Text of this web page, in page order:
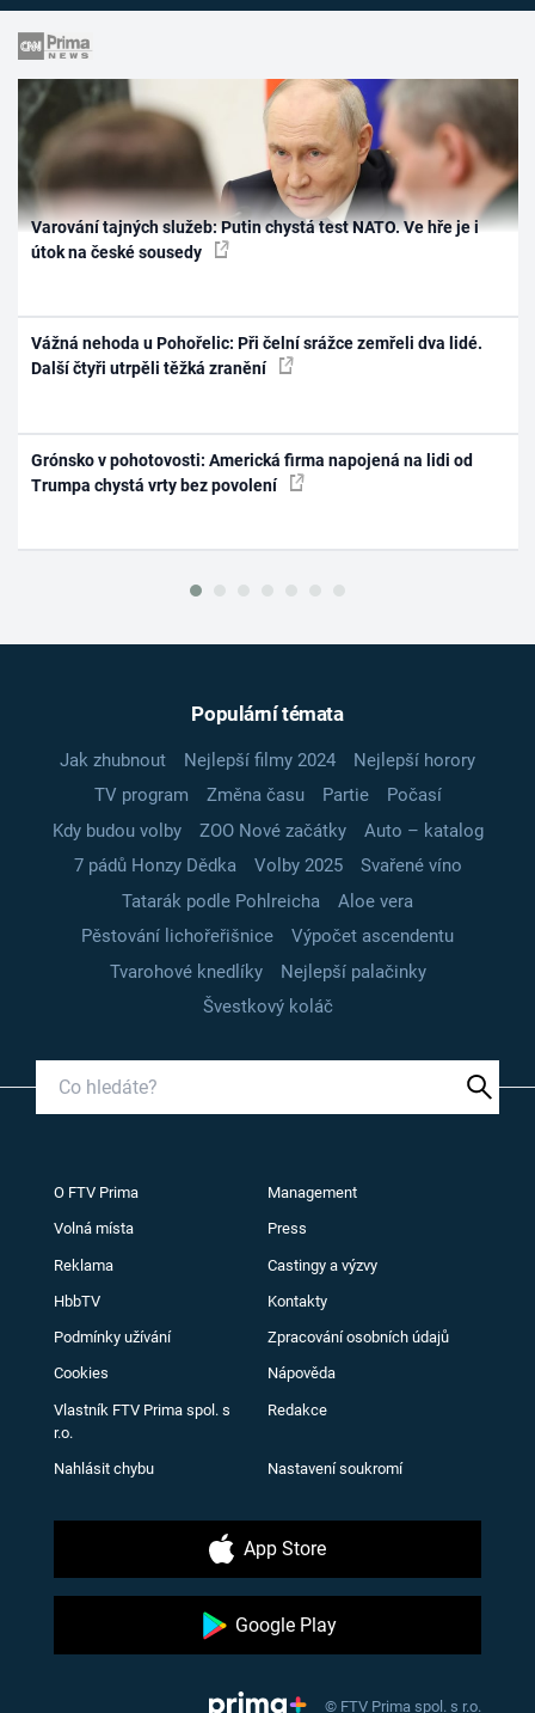
Varování tajných služeb: Putin chystá test NATO. Ve hře je i
útok na české sousedy
Vážná nehoda u Pohořelic: Při čelní srážce zemřeli dva lidé.
Další čtyři utrpěli těžká zranění
Grónsko v pohotovosti: Americká firma napojená na lidi od
Trumpa chystá vrty bez povolení
Populární témata
Jak zhubnout Nejlepší filmy 2024
Nejlepší horory
TV program
Změna času Partie
Počasí
Kdy budou volby
ZOO Nové začátky
Auto – katalog
7 pádů Honzy Dědka
Volby 2025
Svařené víno
Tatarák podle Pohlreicha
Aloe vera
Pěstování lichořeřišnice
Výpočet ascendentu
Tvarohové knedlíky
Nejlepší palačinky
Švestkový koláč
O FTV Prima Management
Volná místa Press
Reklama Castingy a výzvy
HbbTV Kontakty
Podmínky užívání Zpracování osobních údajů
Cookies Nápověda
Vlastník FTV Prima spol. s
r.o.
Redakce
Nahlásit chybu Nastavení soukromí
App Store
Google Play
© FTV Prima spol. s r.o.